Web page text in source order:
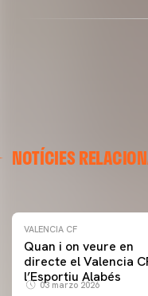
NOTÍCIES
ENTRENAMENT
VALENCIA CF
Quan i on veure en
directe el Valencia
l’Esportiu Alabés
03 marzo 2026